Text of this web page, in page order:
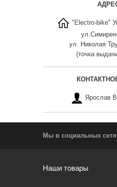
"Electro-bike"
ул. Николая
(точка
Ярослав
Мы в социальных
Наши товары